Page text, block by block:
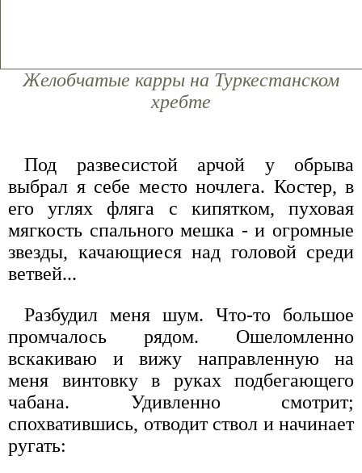
Желобчатые карры на Туркестанском
хребте
Под развесистой арчой у обрыва
выбрал я себе место ночлега. Костер, в
его углях фляга с кипятком, пуховая
мягкость спального мешка - и огромные
звезды, качающиеся над головой среди
ветвей...
Разбудил меня шум. Что-то большое
промчалось рядом. Ошеломленно
вскакиваю и вижу направленную на
меня винтовку в руках подбегающего
чабана. Удивленно смотрит;
спохватившись, отводит ствол и начинает
ругать: